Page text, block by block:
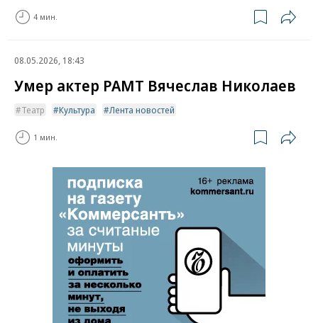
4 мин.
08.05.2026, 18:43
Умер актер РАМТ Вячеслав Николаев
Театр Культура Лента новостей
1 мин.